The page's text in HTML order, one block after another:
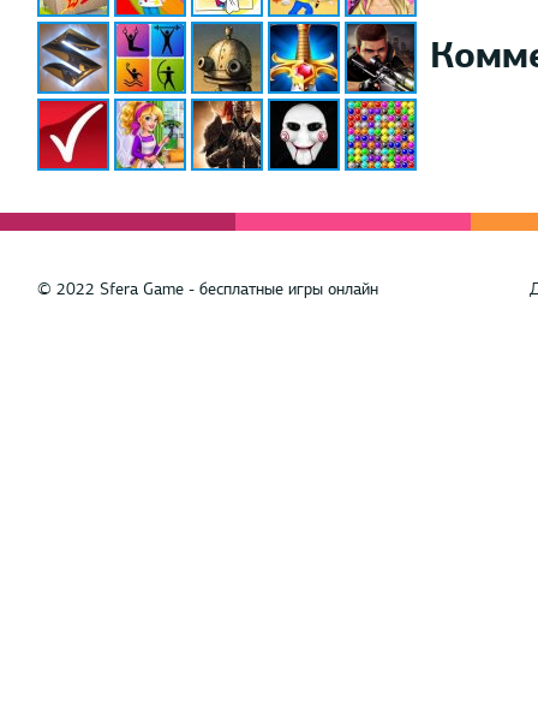
© 2022 Sfera Game - бесплатные игры онлайн